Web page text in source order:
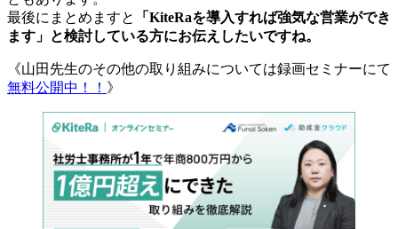
最後にまとめますと
「KiteRaを導入すれば強気な営業ができ
ます」と検討している方にお伝えしたいですね。
《山田先生のその他の取り組みについては録画セミナーにて
無料公開中！！ 》